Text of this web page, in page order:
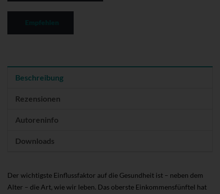
Beschreibung
Rezensionen
Autoreninfo
Downloads
Der wichtigste Einflussfaktor auf die Gesundheit ist – neben dem
Alter – die Art, wie wir leben. Das oberste Einkommensfünftel hat